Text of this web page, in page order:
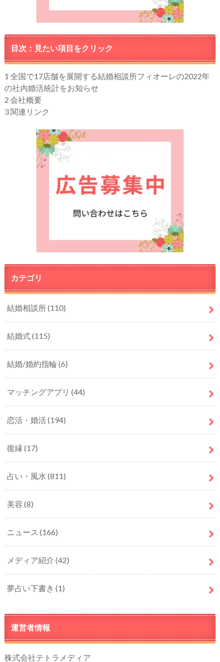
目次：見たい項目をクリック
1 全国で17店舗を展開する結婚相談所フィオーレの2022年
の社内婚活統計をお知らせ
2 会社概要
3関連リンク
カテゴリ
結婚相談所(110)
結婚式(115)
結婚/婚約指輪 (6)
マッチングアプリ (44)
恋活・婚活(194)
復縁 (17)
占い・風水 (811)
美容 (8)
ニュース (166)
メディア紹介 (42)
夢占い下書き (1)
運営者情報
株式会社テトラメディア